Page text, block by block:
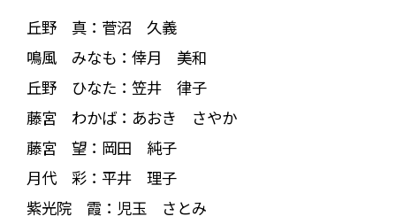
丘野 真：菅沼 久義
鳴風 みなも：倖月 美和
丘野 ひなた：笠井 律子
藤宮 わかば：あおき さやか
藤宮 望：岡田 純子
月代 彩：平井 理子
紫光院 霞：児玉 さとみ